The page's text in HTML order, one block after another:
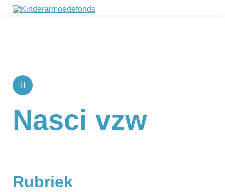
Nasci vzw
Rubriek